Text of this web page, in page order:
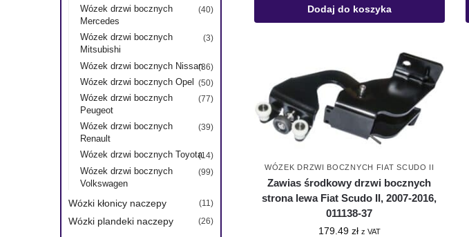
Dodaj do koszyka
WÓZEK DRZWI BOCZNYCH FIAT SCUDO II
Zawias środkowy drzwi bocznych
strona lewa Fiat Scudo II, 2007-2016,
011138-37
179.49 zł z VAT
Wózek drzwi bocznych
Mercedes
(40)
Wózek drzwi bocznych
Mitsubishi
(3)
Wózek drzwi bocznych Nissan(36)
Wózek drzwi bocznych Opel (50)
Wózek drzwi bocznych
Peugeot
(77)
Wózek drzwi bocznych
Renault
(39)
Wózek drzwi bocznych Toyota(14)
Wózek drzwi bocznych
Volkswagen
(99)
Wózki kłonicy naczepy (11)
Wózki plandeki naczepy (26)